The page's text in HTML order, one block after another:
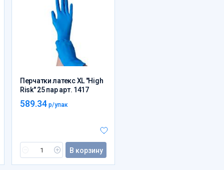
Перчатки латекс XL "High
Risk" 25 пар арт. 1417
589.34 р/упак
В корзину